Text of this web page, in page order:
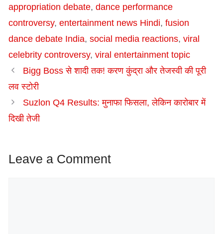
appropriation debate, dance performance
controversy, entertainment news Hindi, fusion
dance debate India, social media reactions, viral
celebrity controversy, viral entertainment topic
Bigg Boss से शादी तक! करण कुंद्रा और तेजस्वी की पूरी
लव स्टोरी
Suzlon Q4 Results: मुनाफा फिसला, लेकिन कारोबार में
दिखी तेजी
Leave a Comment